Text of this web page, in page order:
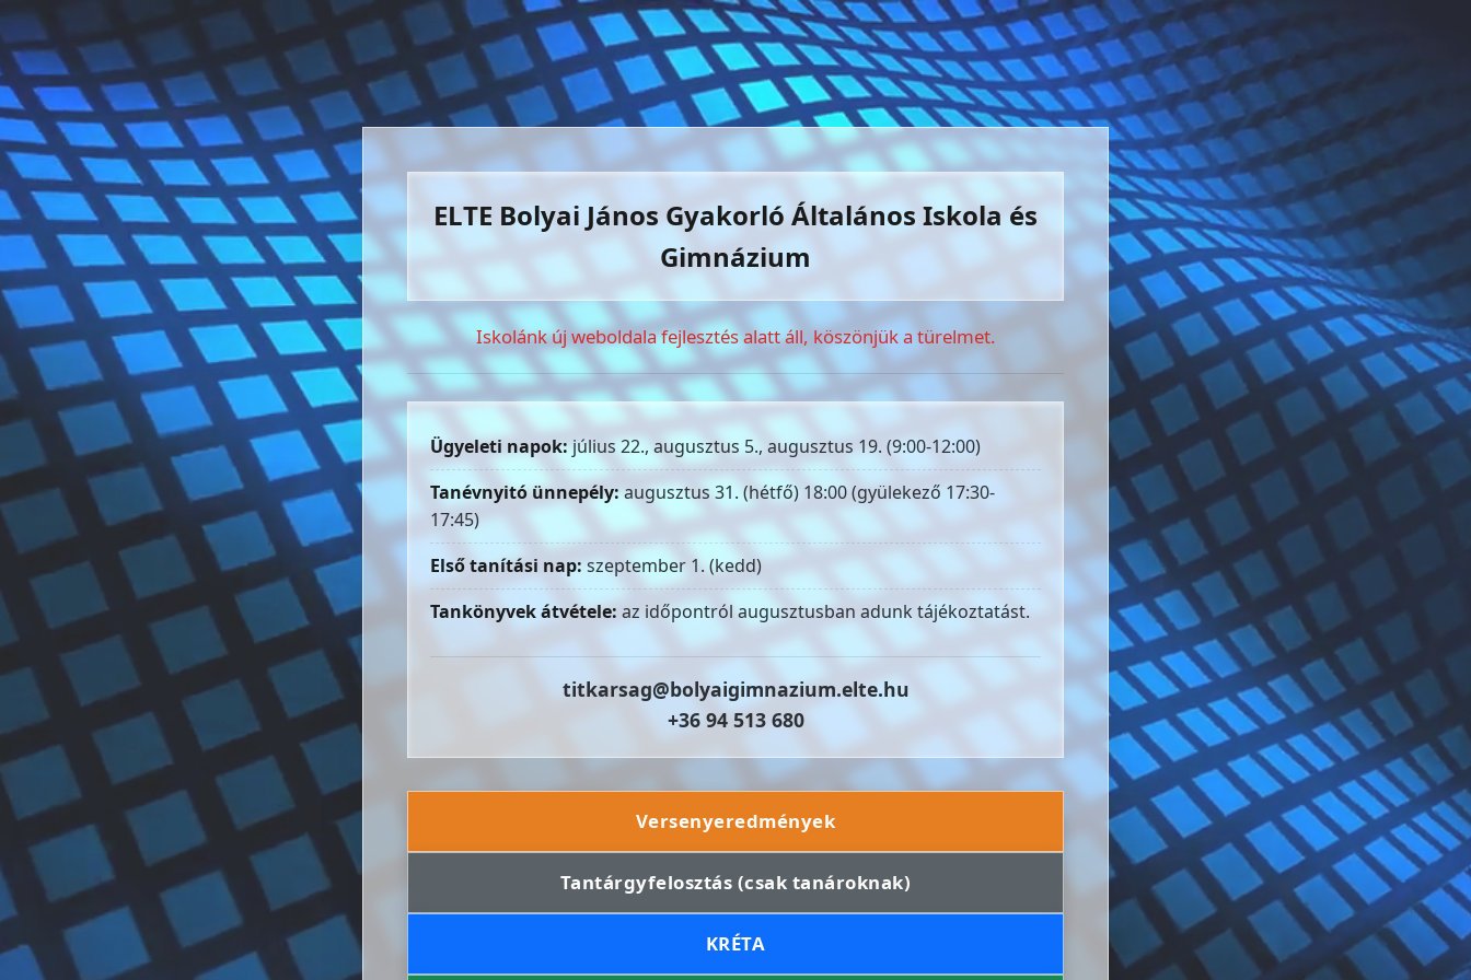
ELTE Bolyai János Gyakorló Általános Iskola és
Gimnázium
Iskolánk új weboldala fejlesztés alatt áll, köszönjük a türelmet.
Ügyeleti napok:július 22., augusztus 5., augusztus 19. (9:00-12:00)
Tanévnyitó ünnepély:augusztus 31. (hétfő) 18:00 (gyülekező 17:30-
17:45)
Első tanítási nap:szeptember 1. (kedd)
Tankönyvek átvétele: az időpontról augusztusban adunk tájékoztatást.
titkarsag@bolyaigimnazium.elte.hu
+36 94 513 680
Versenyeredmények
Tantárgyfelosztás (csak tanároknak)
KRÉTA